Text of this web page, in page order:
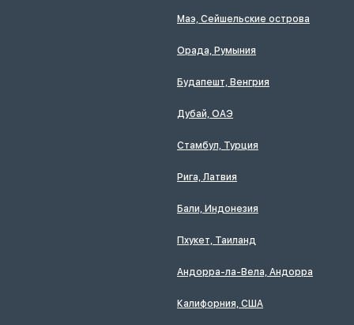
Маэ, Сейшельские острова
Орада, Румыния
Будапешт, Венгрия
Дубай, ОАЭ
Стамбул, Турция
Рига, Латвия
Бали, Индонезия
Пхукет, Таиланд
Андорра-ла-Вела, Андорра
Калифорния, США